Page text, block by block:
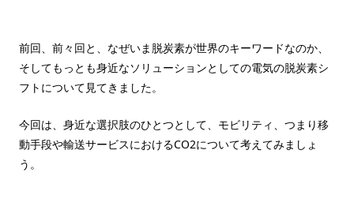
前回、前々回と、なぜいま脱炭素が世界のキーワードなのか、
そしてもっとも身近なソリューションとしての電気の脱炭素シ
フトについて見てきました。
今回は、身近な選択肢のひとつとして、モビリティ、つまり移
動手段や輸送サービスにおけるCO2について考えてみましょ
う。